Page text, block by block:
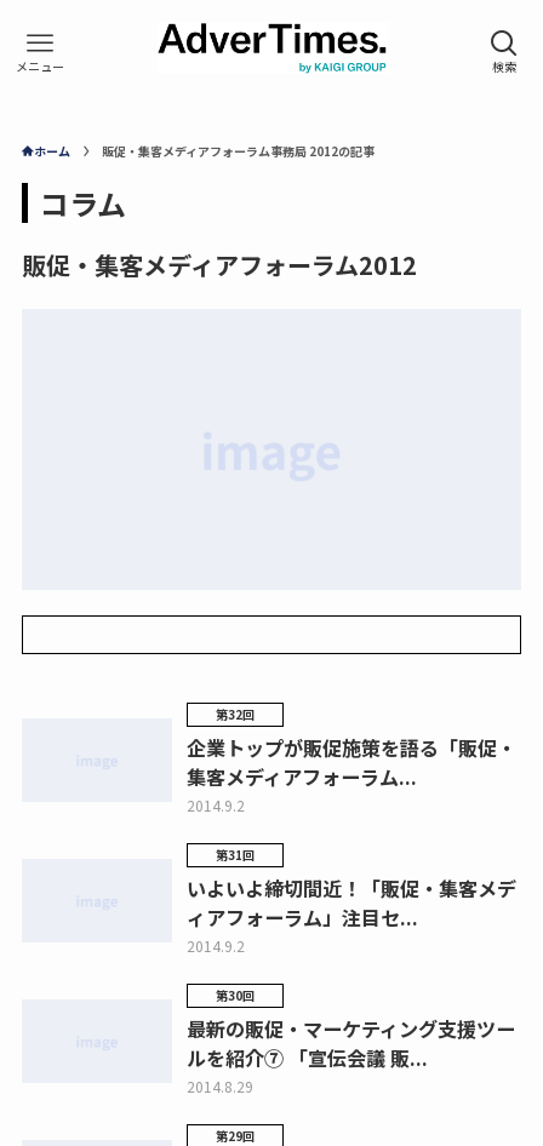
ホーム 販促・集客メディアフォーラム事務局 2012の記事
コラム
販促・集客メディアフォーラム2012
第32回
企業トップが販促施策を語る「販促・
集客メディアフォーラム...
2014.9.2
第31回
いよいよ締切間近！「販促・集客メデ
ィアフォーラム」注目セ...
2014.9.2
第30回
最新の販促・マーケティング支援ツー
ルを紹介⑦ 「宣伝会議 販...
2014.8.29
第29回